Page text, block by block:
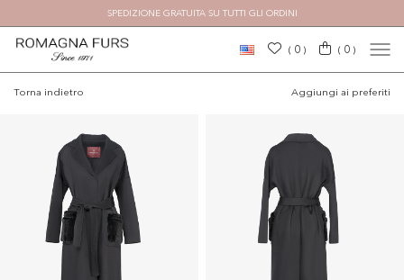
SPEDIZIONE GRATUITA SU TUTTI GLI ORDINI
( 0) ( 0 )
Torna indietro Aggiungi ai preferiti